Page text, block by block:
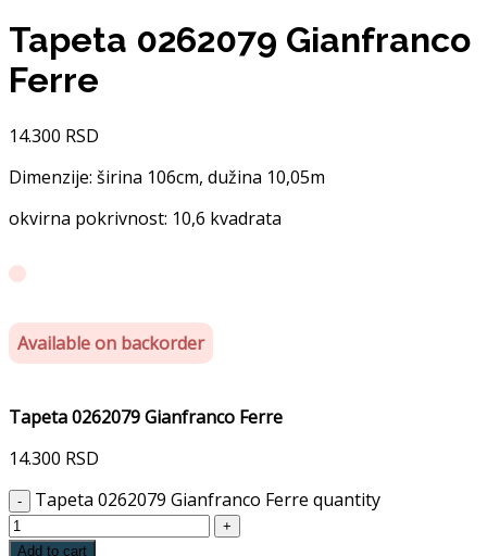
Tapeta 0262079 Gianfranco
Ferre
14.300 RSD
Dimenzije: širina 106cm, dužina 10,05m
okvirna pokrivnost: 10,6 kvadrata
Available on backorder
Tapeta 0262079 Gianfranco Ferre
14.300 RSD
Tapeta 0262079 Gianfranco Ferre quantity
Add to cart